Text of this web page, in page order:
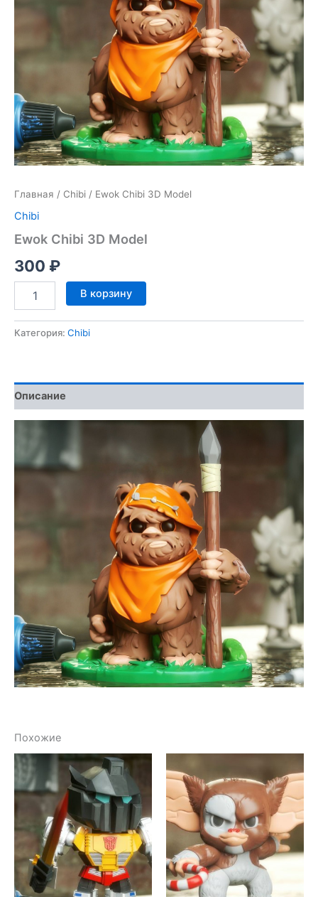
Главная / Chibi / Ewok Chibi 3D Model
Chibi
Ewok Chibi 3D Model
300 ₽
Количество
товара
Chibi
В корзину
Категория: Chibi
Описание
Похожие